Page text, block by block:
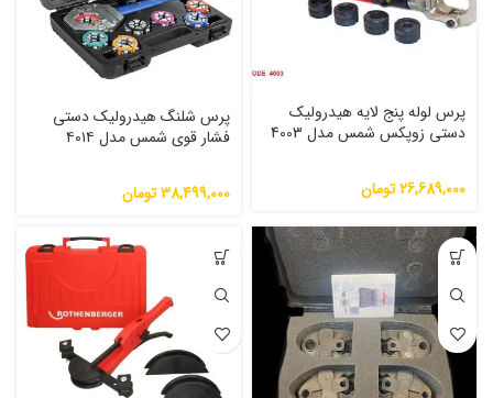
پرس لوله پنج لایه هیدرولیک
دستی زوپکس شمس مدل 4003
26,689,000تومان
پرس شلنگ هیدرولیک دستی
فشار قوی شمس مدل ۴۰۱۴
38,499,000تومان